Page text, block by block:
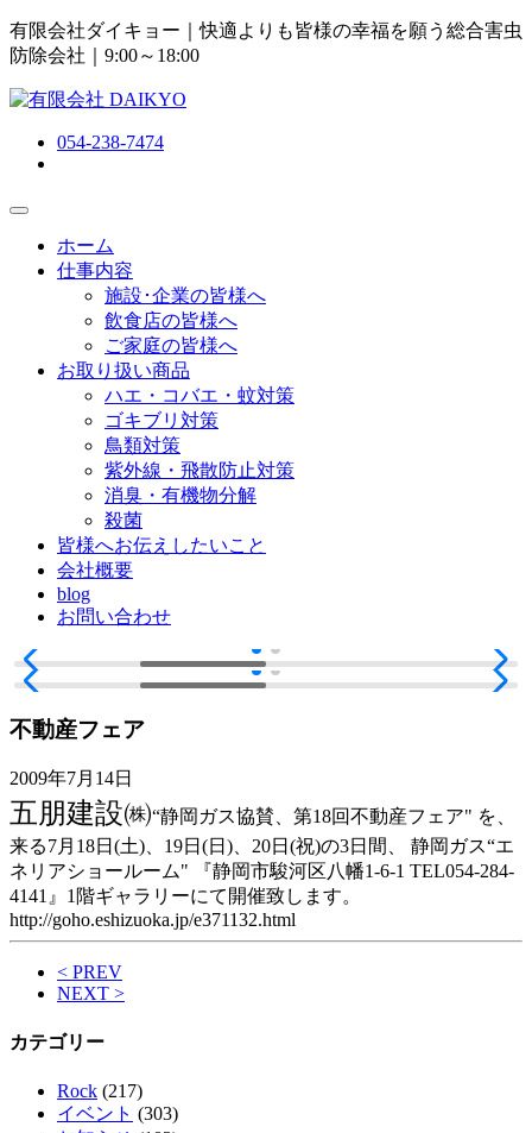
有限会社ダイキョー｜快適よりも皆様の幸福を願う総合害虫
防除会社 ｜9:00～18:00
054-238-7474
ホーム
仕事内容
施設･企業の皆様へ
飲食店の皆様へ
ご家庭の皆様へ
お取り扱い商品
ハエ・コバエ・蚊対策
ゴキブリ対策
鳥類対策
紫外線・飛散防止対策
消臭・有機物分解
殺菌
皆様へお伝えしたいこと
会社概要
blog
お問い合わせ
不動産フェア
2009年7月14日
五朋建設㈱“静岡ガス協賛、第18回不動産フェア" を、
来る7月18日(土)、19日(日)、20日(祝)の3日間、 静岡ガス“エ
ネリアショールーム" 『静岡市駿河区八幡1-6-1 TEL054-284-
4141』1階ギャラリーにて開催致します。
http://goho.eshizuoka.jp/e371132.html
< PREV
NEXT >
カテゴリー
Rock (217)
イベント (303)